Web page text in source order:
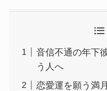
音信不通の年下
う人へ
恋愛運を願う満